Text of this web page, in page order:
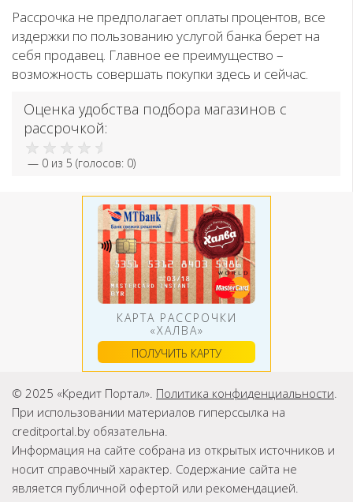
Рассрочка не предполагает оплаты процентов, все
издержки по пользованию услугой банка берет на
себя продавец. Главное ее преимущество –
возможность совершать покупки здесь и сейчас.
Оценка удобства подбора магазинов с
рассрочкой:
— 0 из 5 (голосов: 0)
КАРТА РАССРОЧКИ
«ХАЛВА»
ПОЛУЧИТЬ КАРТУ
© 2025 «Кредит Портал». Политика конфиденциальности.
При использовании материалов гиперссылка на
creditportal.by обязательна.
Информация на сайте собрана из открытых источников и
носит справочный характер. Содержание сайта не
является публичной офертой или рекомендацией.